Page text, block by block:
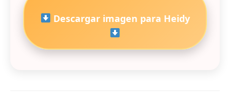
Descargar imagen para Heidy